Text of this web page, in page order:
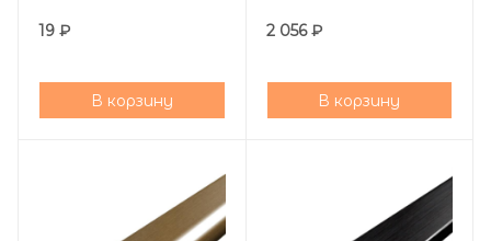
19 ₽
В корзину
2 056₽
В корзину